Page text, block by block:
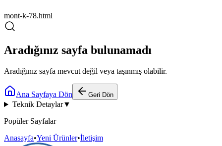
mont-k-78.html
Aradığınız sayfa bulunamadı
Aradığınız sayfa mevcut değil veya taşınmış olabilir.
Ana Sayfaya Dön Geri Dön
Teknik Detaylar▼
Popüler Sayfalar
Anasayfa•Yeni Ürünler•İletişim